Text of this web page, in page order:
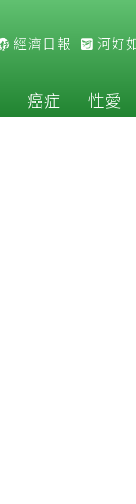
經濟日報 河好
癌症 性愛